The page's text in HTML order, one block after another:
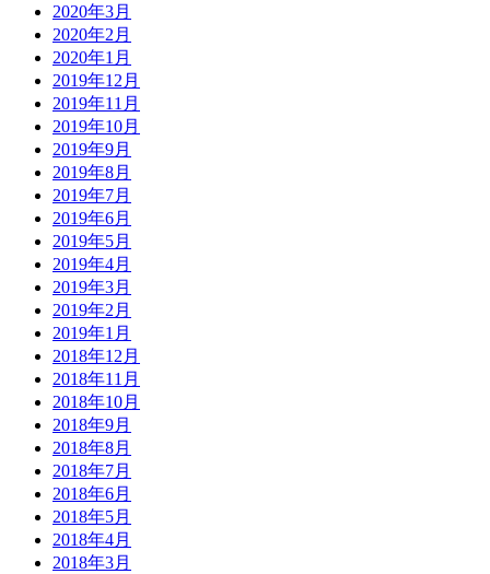
2020年3月
2020年2月
2020年1月
2019年12月
2019年11月
2019年10月
2019年9月
2019年8月
2019年7月
2019年6月
2019年5月
2019年4月
2019年3月
2019年2月
2019年1月
2018年12月
2018年11月
2018年10月
2018年9月
2018年8月
2018年7月
2018年6月
2018年5月
2018年4月
2018年3月